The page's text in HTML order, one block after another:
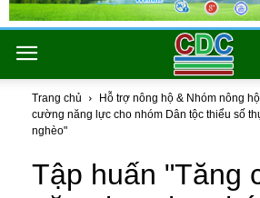
Trang chủ Hỗ trợ nông hộ & Nhóm nông hộ
cường năng lực cho nhóm Dân tộc thiểu số
nghèo"
Tập huấn "Tăng